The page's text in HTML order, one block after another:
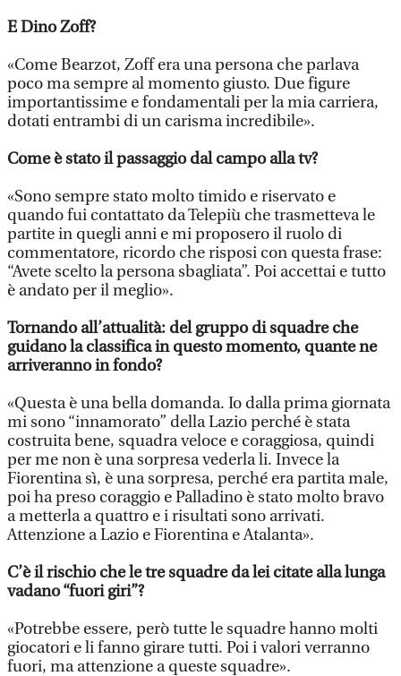
E Dino Zoff?
«Come Bearzot, Zoff era una persona che parlava
poco ma sempre al momento giusto. Due figure
importantissime e fondamentali per la mia carriera,
dotati entrambi di un carisma incredibile».
Come è stato il passaggio dal campo alla tv?
«Sono sempre stato molto timido e riservato e
quando fui contattato da Telepiù che trasmetteva le
partite in quegli anni e mi proposero il ruolo di
commentatore, ricordo che risposi con questa frase:
“Avete scelto la persona sbagliata”. Poi accettai e tutto
è andato per il meglio».
Tornando all’attualità: del gruppo di squadre che
guidano la classifica in questo momento, quante ne
arriveranno in fondo?
«Questa è una bella domanda. Io dalla prima giornata
mi sono “innamorato” della Lazio perché è stata
costruita bene, squadra veloce e coraggiosa, quindi
per me non è una sorpresa vederla li. Invece la
Fiorentina sì, è una sorpresa, perché era partita male,
poi ha preso coraggio e Palladino è stato molto bravo
a metterla a quattro e i risultati sono arrivati.
Attenzione a Lazio e Fiorentina e Atalanta».
C’è il rischio che le tre squadre da lei citate alla lunga
vadano “fuori giri”?
«Potrebbe essere, però tutte le squadre hanno molti
giocatori e li fanno girare tutti. Poi i valori verranno
fuori, ma attenzione a queste squadre».